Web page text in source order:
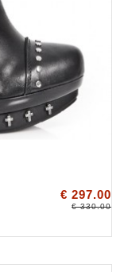
€ 297.00
€ 330.00